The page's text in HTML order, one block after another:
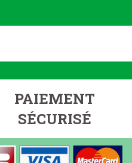
PAIEMENT
SÉCURISÉ